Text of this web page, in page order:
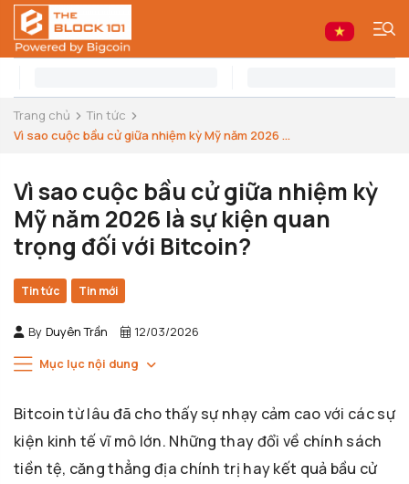
Trang chủ
Tin tức
Vì sao cuộc bầu cử giữa nhiệm kỳ Mỹ năm 2026 ...
Vì sao cuộc bầu cử giữa nhiệm kỳ
Mỹ năm 2026 là sự kiện quan
trọng đối với Bitcoin?
Tin tức Tin mới
By Duyên Trần 12/03/2026
Mục lục nội dung
Bitcoin từ lâu đã cho thấy sự nhạy cảm cao với các sự
kiện kinh tế vĩ mô lớn. Những thay đổi về chính sách
tiền tệ, căng thẳng địa chính trị hay kết quả bầu cử